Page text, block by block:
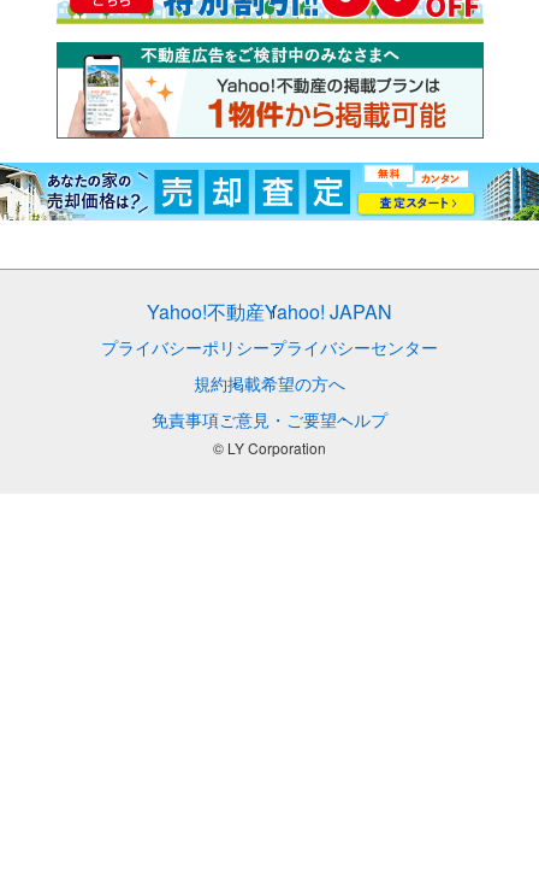
Yahoo!不動産Yahoo! JAPAN
プライバシーポリシープライバシーセンター
規約掲載希望の方へ
免責事項ご意見・ご要望ヘルプ
© LY Corporation